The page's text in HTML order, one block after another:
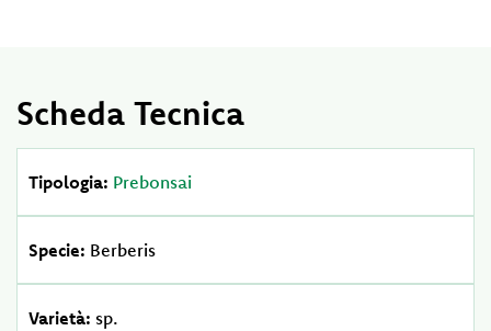
Scheda Tecnica
Tipologia: Prebonsai
Specie: Berberis
Varietà: sp.